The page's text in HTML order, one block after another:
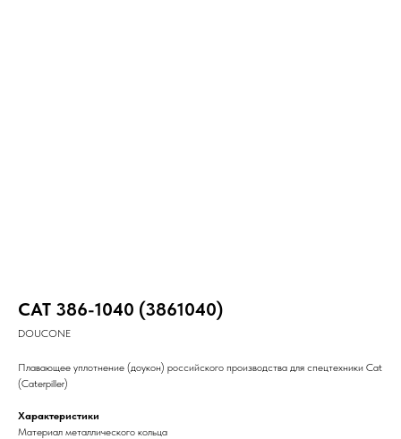
CAT 386-1040 (3861040)
DOUCONE
Плавающее уплотнение (доукон) российского производства для спецтехники Cat
(Caterpiller)
Характеристики
Материал металлического кольца